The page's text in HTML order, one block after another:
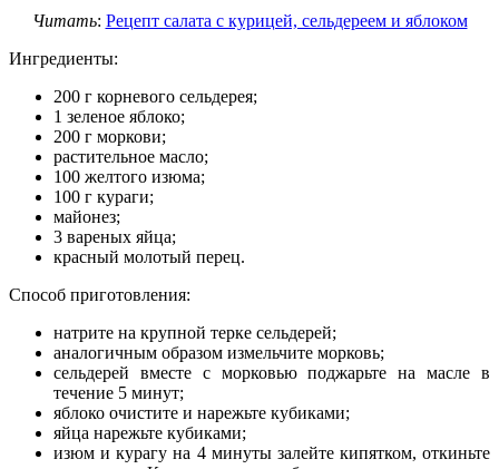
Читать: Рецепт салата с курицей, сельдереем и яблоком
Ингредиенты:
200 г корневого сельдерея;
1 зеленое яблоко;
200 г моркови;
растительное масло;
100 желтого изюма;
100 г кураги;
майонез;
3 вареных яйца;
красный молотый перец.
Способ приготовления:
натрите на крупной терке сельдерей;
аналогичным образом измельчите морковь;
сельдерей вместе с морковью поджарьте на масле в
течение 5 минут;
яблоко очистите и нарежьте кубиками;
яйца нарежьте кубиками;
изюм и курагу на 4 минуты залейте кипятком, откиньте